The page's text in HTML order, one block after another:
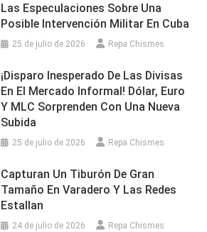
Las Especulaciones Sobre Una
Posible Intervención Militar En Cuba
25 de julio de 2026 Repa Chismes
¡Disparo Inesperado De Las Divisas
En El Mercado Informal! Dólar, Euro
Y MLC Sorprenden Con Una Nueva
Subida
25 de julio de 2026 Repa Chismes
Capturan Un Tiburón De Gran
Tamaño En Varadero Y Las Redes
Estallan
24 de julio de 2026 Repa Chismes